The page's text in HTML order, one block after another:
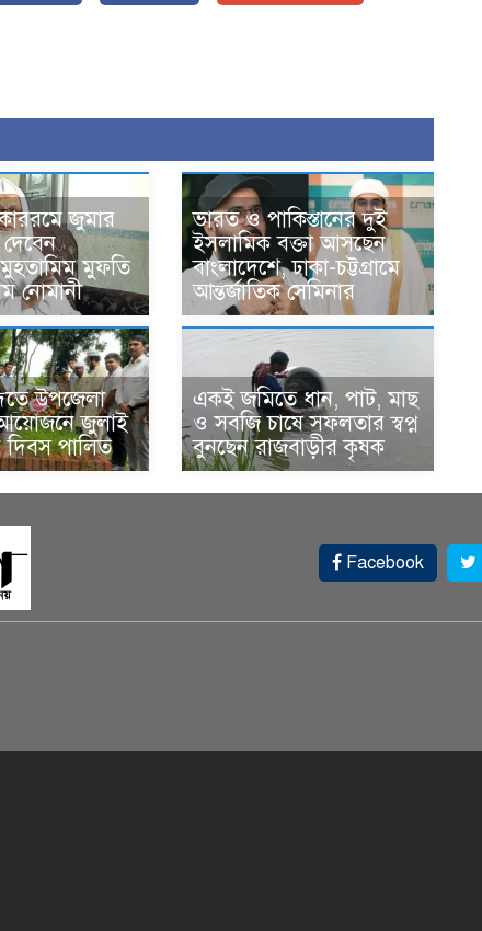
জুমার
মুফতি
নোমানী
ভারত ও পাকিস্তানের দুই
ইসলামিক বক্তা আসছেন
বাংলাদেশে, ঢাকা-চট্টগ্রামে
আন্তর্জাতিক সেমিনার
উপজেলা
জুলাই
দিবস পালিত
একই জমিতে ধান, পাট, মাছ
ও সবজি চাষে সফলতার স্বপ্ন
বুনছেন রাজবাড়ীর কৃষক
Facebook